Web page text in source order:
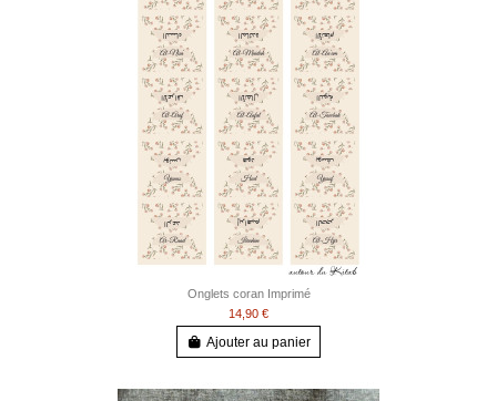
Onglets coran Imprimé
14,90 €
Ajouter au panier